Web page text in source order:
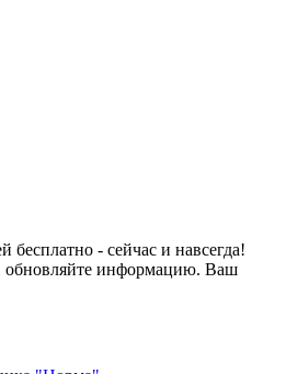
бесплатно - сейчас и навсегда!
обновляйте информацию. Ваш